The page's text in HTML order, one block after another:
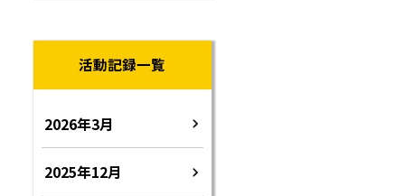
活動記録一覧
2026年3月
2025年12月